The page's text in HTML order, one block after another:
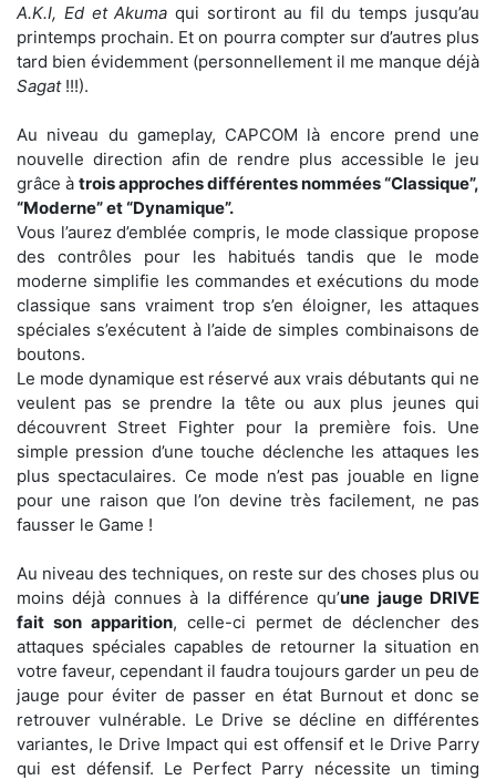
A.K.I, Ed et Akuma qui sortiront au fil du temps jusqu’au
printemps prochain. Et on pourra compter sur d’autres plus
tard bien évidemment (personnellement il me manque déjà
Sagat !!!).
Au niveau du gameplay, CAPCOM là encore prend une
nouvelle direction afin de rendre plus accessible le jeu
grâce à trois approches différentes nommées “Classique”,
“Moderne” et “Dynamique”.
Vous l’aurez d’emblée compris, le mode classique propose
des contrôles pour les habitués tandis que le mode
moderne simplifie les commandes et exécutions du mode
classique sans vraiment trop s’en éloigner, les attaques
spéciales s’exécutent à l’aide de simples combinaisons de
boutons.
Le mode dynamique est réservé aux vrais débutants qui ne
veulent pas se prendre la tête ou aux plus jeunes qui
découvrent Street Fighter pour la première fois. Une
simple pression d’une touche déclenche les attaques les
plus spectaculaires. Ce mode n’est pas jouable en ligne
pour une raison que l’on devine très facilement, ne pas
fausser le Game !
Au niveau des techniques, on reste sur des choses plus ou
moins déjà connues à la différence qu’une jauge DRIVE
fait son apparition, celle-ci permet de déclencher des
attaques spéciales capables de retourner la situation en
votre faveur, cependant il faudra toujours garder un peu de
jauge pour éviter de passer en état Burnout et donc se
retrouver vulnérable. Le Drive se décline en différentes
variantes, le Drive Impact qui est offensif et le Drive Parry
qui est défensif. Le Perfect Parry nécessite un timing